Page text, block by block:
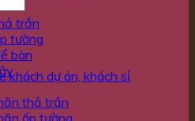
khách dự án, khách sỉ
trần
tường
bàn
thả trần
ốp tường